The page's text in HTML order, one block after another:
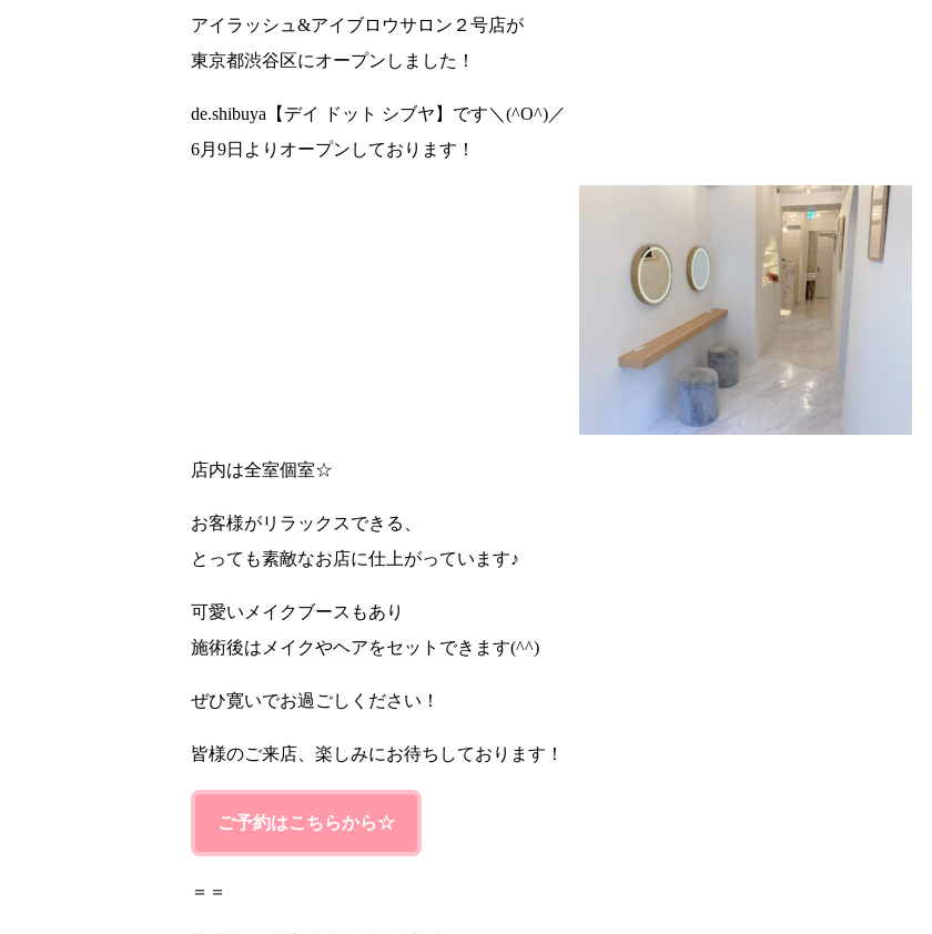
アイラッシュ&アイブロウサロン２号店が
東京都渋谷区にオープンしました！
de.shibuya【デイ ドット シブヤ】です＼(^O^)／
6月9日よりオープンしております！
店内は全室個室☆
お客様がリラックスできる、
とっても素敵なお店に仕上がっています♪
可愛いメイクブースもあり
施術後はメイクやヘアをセットできます(^^)
ぜひ寛いでお過ごしください！
皆様のご来店、楽しみにお待ちしております！
ご予約はこちらから☆
＝＝